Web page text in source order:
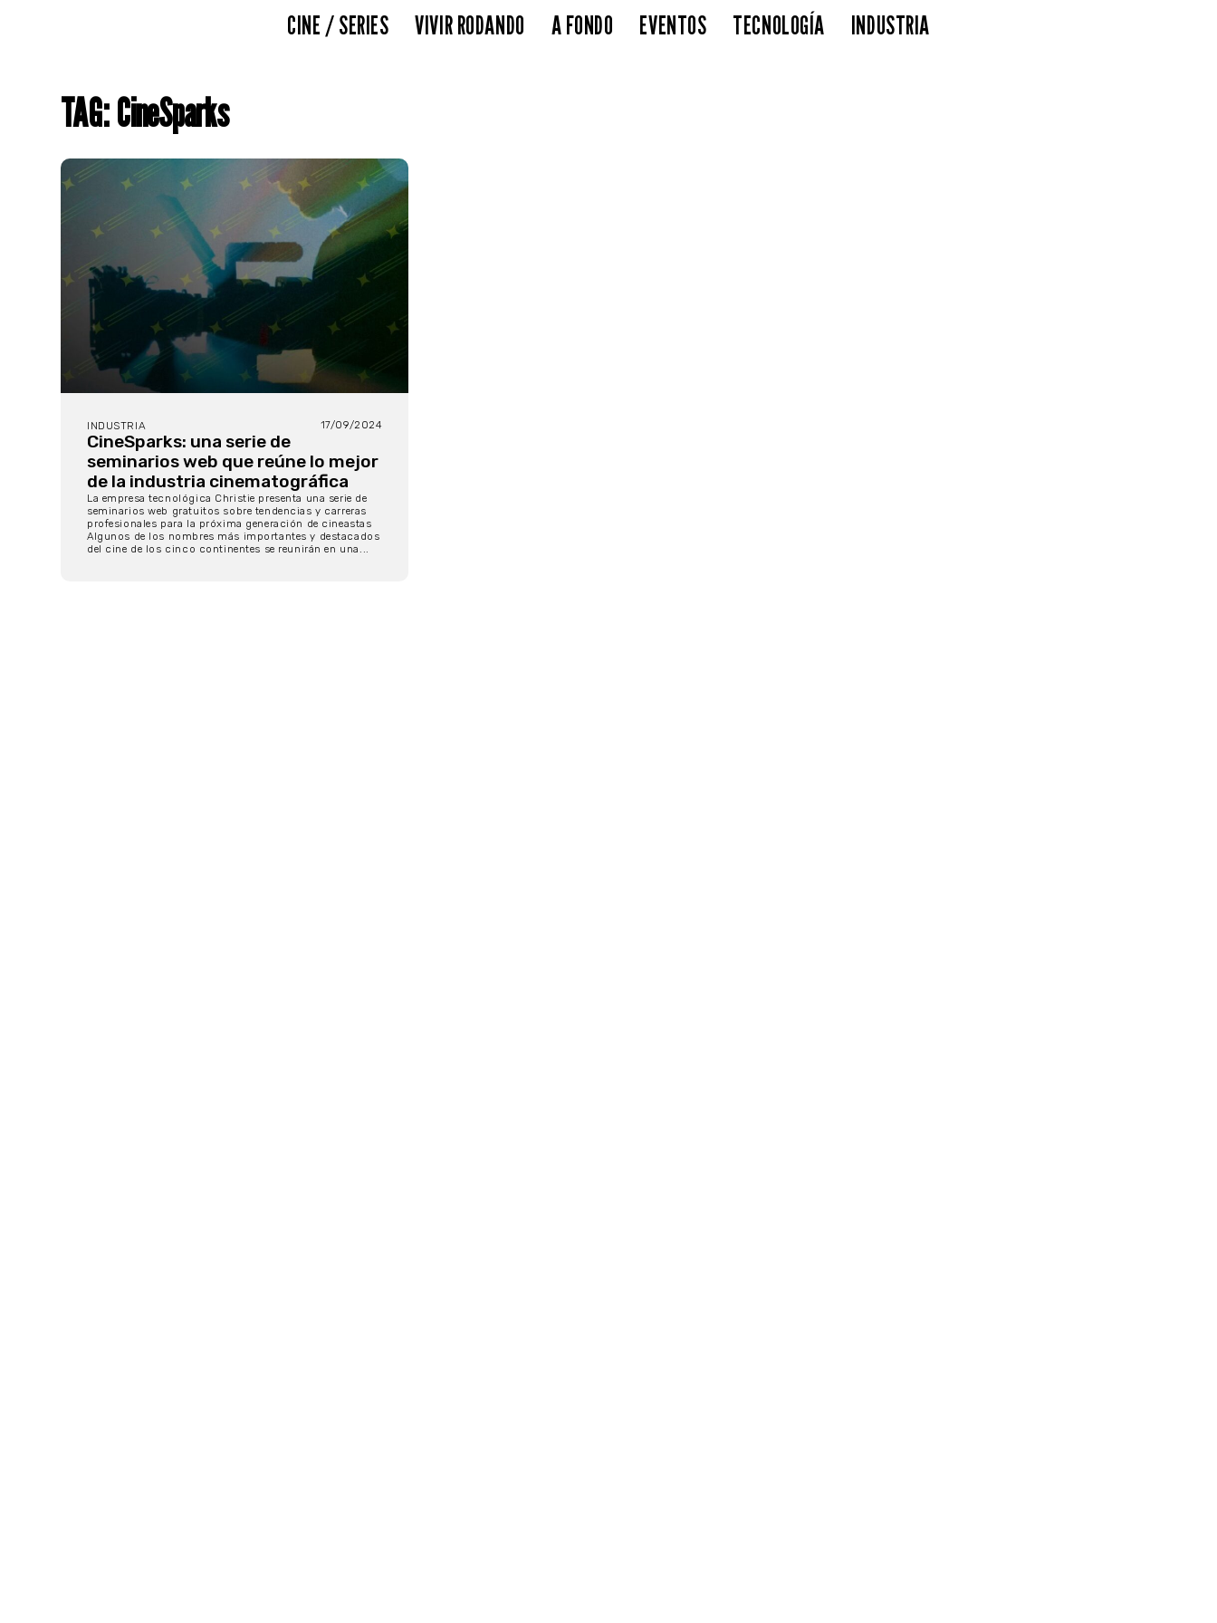
CINE / SERIES VIVIR RODANDO A FONDO EVENTOS TECNOLOGÍA INDUSTRIA
TAG: CineSparks
INDUSTRIA 17/09/2024
CineSparks: una serie de
seminarios web que reúne lo mejor
de la industria cinematográfica
La empresa tecnológica Christie presenta una serie de
seminarios web gratuitos sobre tendencias y carreras
profesionales para la próxima generación de cineastas
Algunos de los nombres más importantes y destacados
del cine de los cinco continentes se reunirán en una...